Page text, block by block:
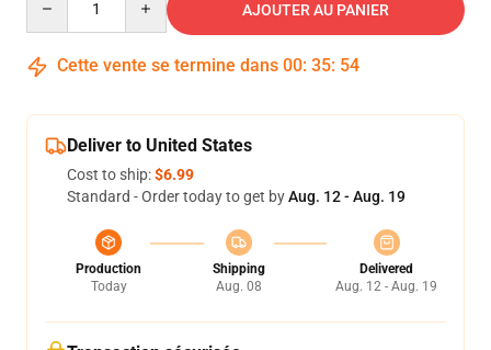
AJOUTER AU PANIER
Cette vente se termine dans 00: 35: 54
Deliver to United States
Cost to ship:$6.99
Standard - Order today to get byAug. 12 - Aug. 19
Production
Today
Shipping
Aug. 08
Delivered
Aug. 12 - Aug. 19